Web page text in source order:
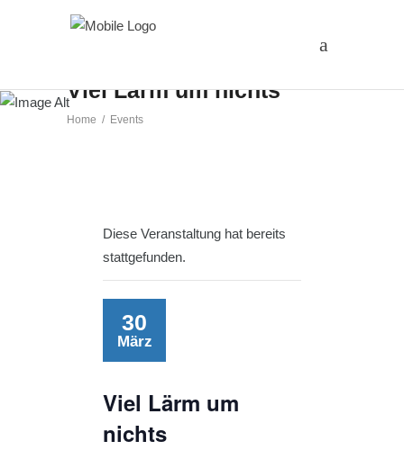
Viel Lärm um nichts
Home / Events
Diese Veranstaltung hat bereits
stattgefunden.
30
März
Viel Lärm um
nichts